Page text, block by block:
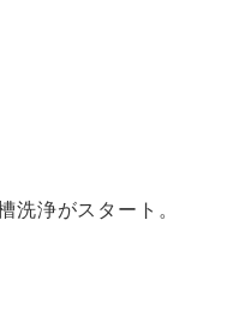
洗浄がスタート。